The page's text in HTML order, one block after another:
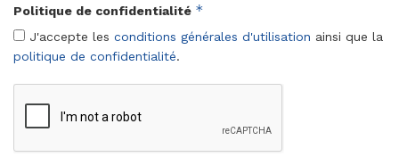
Politique de confidentialité *
J'accepte les conditions générales d'utilisation ainsi que la
politique de confidentialité.